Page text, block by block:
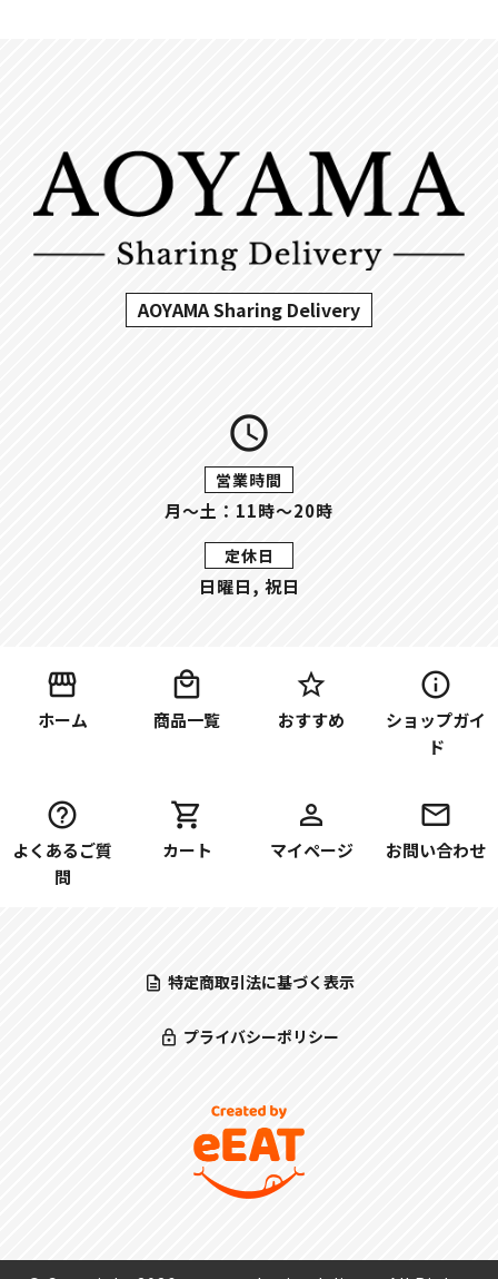
AOYAMA Sharing Delivery
query_builder
営業時間
月〜土：11時～20時
定休日
日曜日, 祝日
ホーム 商品一覧 おすすめ
ショップガイ
ド
よくあるご質
問
カート マイページ お問い合わせ
特定商取引法に基づく表示
プライバシーポリシー